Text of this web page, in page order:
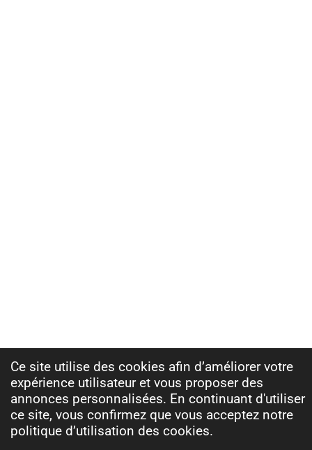
Ce site utilise des cookies afin d’améliorer votre
expérience utilisateur et vous proposer des
annonces personnalisées. En continuant d'utiliser
ce site, vous confirmez que vous acceptez notre
politique d’utilisation des cookies.